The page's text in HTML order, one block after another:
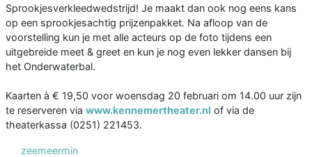
Sprookjesverkleedwedstrijd! Je maakt dan ook nog eens kans
op een sprookjesachtig prijzenpakket. Na afloop van de
voorstelling kun je met alle acteurs op de foto tijdens een
uitgebreide meet & greet en kun je nog even lekker dansen bij
het Onderwaterbal.
Kaarten à € 19,50 voor woensdag 20 februari om 14.00 uur zijn
te reserveren via www.kennemertheater.nl of via de
theaterkassa (0251) 221453.
zeemeermin